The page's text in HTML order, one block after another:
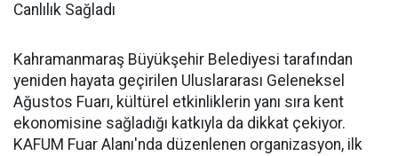
Canlılık Sağladı
Kahramanmaraş Büyükşehir Belediyesi tarafından
yeniden hayata geçirilen Uluslararası Geleneksel
Ağustos Fuarı, kültürel etkinliklerin yanı sıra kent
ekonomisine sağladığı katkıyla da dikkat çekiyor.
KAFUM Fuar Alanı'nda düzenlenen organizasyon, ilk